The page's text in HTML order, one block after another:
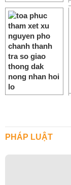
PHÁP LUẬT